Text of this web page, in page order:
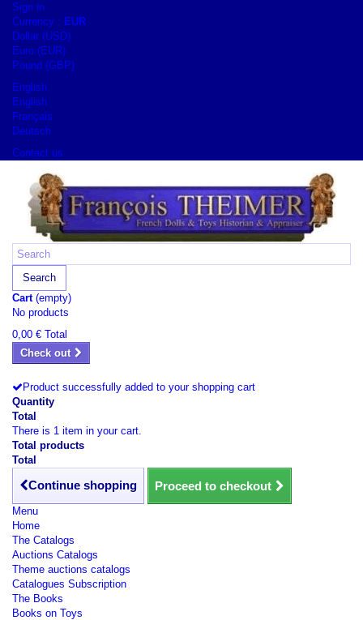
Sign in
Currency : EUR
Dollar (USD)
Euro (EUR)
Pound (GBP)
English
English
Français
Deutsch
Contact us
Search
Cart (empty)
No products
0,00 € Total
Check out
Product successfully added to your shopping cart
Quantity
Total
There is 1 item in your cart.
Total products
Total
Continue shopping Proceed to checkout
Menu
Home
The Catalogs
Auctions Catalogs
Theme auctions catalogs
Catalogues Subscription
The Books
Books on Toys